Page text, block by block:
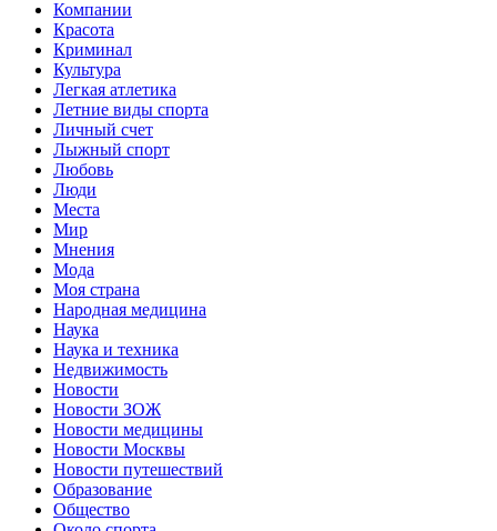
Компании
Красота
Криминал
Культура
Легкая атлетика
Летние виды спорта
Личный счет
Лыжный спорт
Любовь
Люди
Места
Мир
Мнения
Мода
Моя страна
Народная медицина
Наука
Наука и техника
Недвижимость
Новости
Новости ЗОЖ
Новости медицины
Новости Москвы
Новости путешествий
Образование
Общество